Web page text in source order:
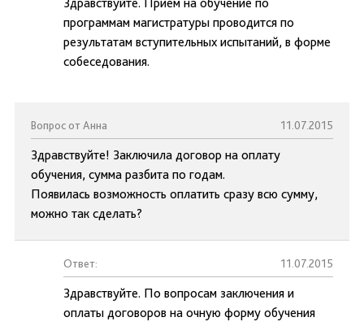
программам магистратуры проводится по
результатам вступительных испытаний, в форме
собеседования.
Вопрос от Анна 11.07.2015
Здравствуйте! Заключила договор на оплату
обучения, сумма разбита по годам.
Появилась возможность оплатить сразу всю сумму,
можно так сделать?
Ответ: 11.07.2015
Здравствуйте. По вопросам заключения и
оплаты договоров на очную форму обучения